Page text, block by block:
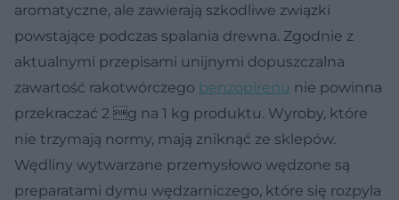
aromatyczne, ale zawierają szkodliwe związki
powstające podczas spalania drewna. Zgodnie z
aktualnymi przepisami unijnymi dopuszczalna
zawartość rakotwórczego benzopirenu nie powinna
przekraczać 2 g na 1 kg produktu. Wyroby, które
nie trzymają normy, mają zniknąć ze sklepów.
Wędliny wytwarzane przemysłowo wędzone są
preparatami dymu wędzarniczego, które się rozpyla